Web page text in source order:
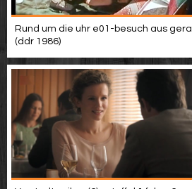
Rund um die uhr e01-besuch aus gera
(ddr 1986)